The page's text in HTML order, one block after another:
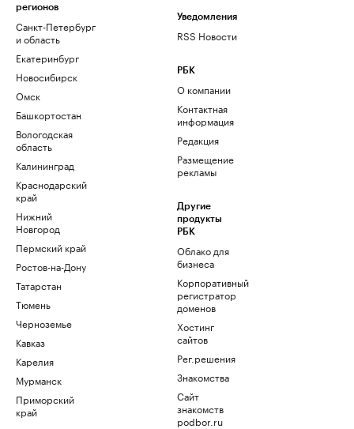
регионов
Санкт-Петербург
и область
Екатеринбург
Новосибирск
Омск
Башкортостан
Вологодская
область
Калининград
Краснодарский
край
Нижний
Новгород
Пермский край
Ростов-на-Дону
Татарстан
Тюмень
Черноземье
Кавказ
Карелия
Мурманск
Приморский
край
Уведомления
RSS Новости
РБК
О компании
Контактная
информация
Редакция
Размещение
рекламы
Другие
продукты
РБК
Облако для
бизнеса
Корпоративный
регистратор
доменов
Хостинг
сайтов
Рег.решения
Знакомства
Сайт
знакомств
podbor.ru